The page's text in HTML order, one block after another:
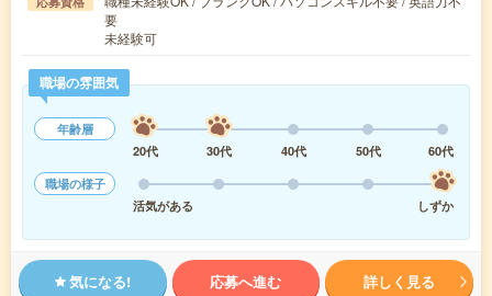
要
未経験可
職場の雰囲気
年齢層
20代
30代 40代 50代
60代
職場の様子
活気がある
しずか
気になる! 応募へ進む 詳しく見る